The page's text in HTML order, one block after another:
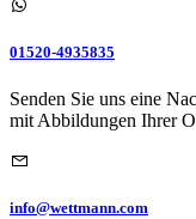
01520-4935835
Senden Sie uns eine
mit Abbildungen Ihrer
info@wettmann.com